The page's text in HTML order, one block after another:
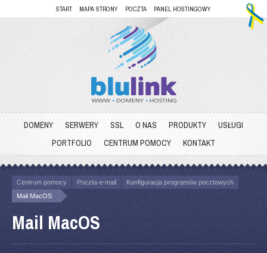
START MAPA STRONY POCZTA PANEL HOSTINGOWY
DOMENY SERWERY SSL O NAS PRODUKTY
USŁUGI
PORTFOLIO
CENTRUM POMOCY KONTAKT
Centrum pomocy Poczta e-mail
Konfiguracja programów pocztowych
Mail MacOS
Mail MacOS